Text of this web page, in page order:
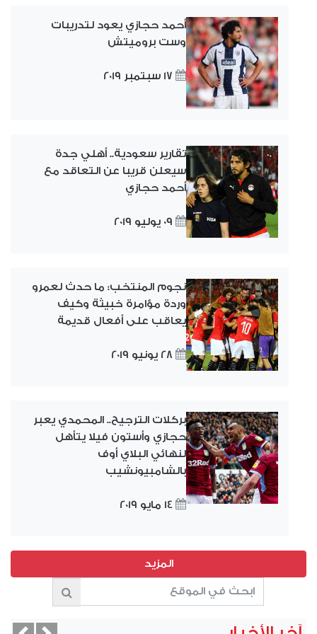
أحمد حجازي يعود لتدريبات
وست بروميتش
17 سبتمبر 2019
تقارير سعودية.. أهلي جدة
سيعلن قريبا عن التعاقد مع
أحمد حجازي
09 يوليو 2019
نجوم المنتخب: ما حدث لعمرو
وردة مؤامرة خبيثة وكيف
يعاقب على أفعال قديمة
28 يونيو 2019
بركلات الترجيح.. المحمدي يعبر
حجازي وأستون فيلا يتأهل
لنهائي البلاي أوف
بالشامبيونشيب
14 مايو 2019